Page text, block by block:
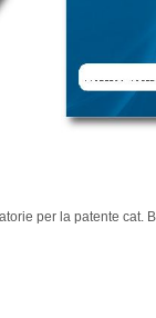
per la patente cat.